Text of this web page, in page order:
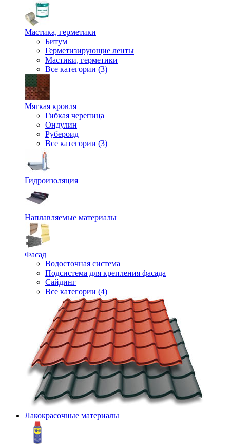
Мастика, герметики
Битум
Герметизирующие ленты
Мастики, герметики
Все категории (3)
Мягкая кровля
Гибкая черепица
Ондулин
Рубероид
Все категории (3)
Гидроизоляция
Наплавляемые материалы
Фасад
Водосточная система
Подсистема для крепления фасада
Сайдинг
Все категории (4)
Лакокрасочные материалы